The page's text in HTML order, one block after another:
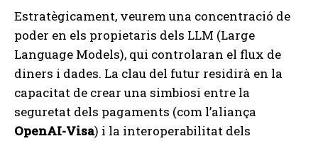
Estratègicament, veurem una concentració de
poder en els propietaris dels LLM (Large
Language Models), qui controlaran el flux de
diners i dades. La clau del futur residirà en la
capacitat de crear una simbiosi entre la
seguretat dels pagaments (com l’aliança
OpenAI-Visa) i la interoperabilitat dels